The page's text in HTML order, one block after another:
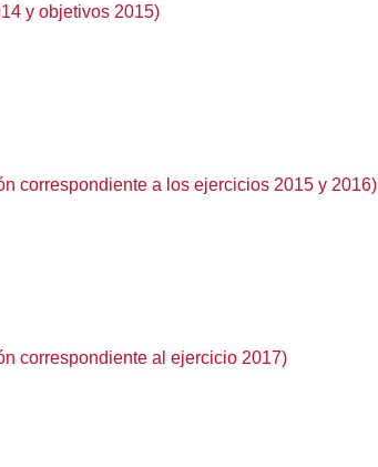
y objetivos 2015)
correspondiente a los ejercicios 2015 y 2016)
correspondiente al ejercicio 2017)